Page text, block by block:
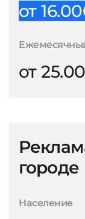
от
от
городе
Население